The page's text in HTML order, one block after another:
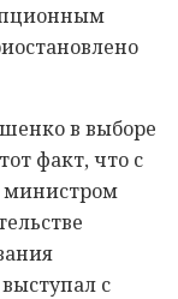
в выборе
факт, что с
министром
с